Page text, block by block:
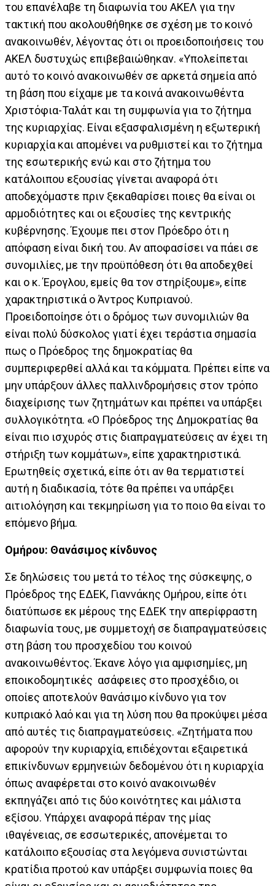
του επανέλαβε τη διαφωνία του ΑΚΕΛ για την
τακτική που ακολουθήθηκε σε σχέση με το κοινό
ανακοινωθέν, λέγοντας ότι οι προειδοποιήσεις του
ΑΚΕΛ δυστυχώς επιβεβαιώθηκαν. «Υπολείπεται
αυτό το κοινό ανακοινωθέν σε αρκετά σημεία από
τη βάση που είχαμε με τα κοινά ανακοινωθέντα
Χριστόφια-Ταλάτ και τη συμφωνία για το ζήτημα
της κυριαρχίας. Είναι εξασφαλισμένη η εξωτερική
κυριαρχία και απομένει να ρυθμιστεί και το ζήτημα
της εσωτερικής ενώ και στο ζήτημα του
κατάλοιπου εξουσίας γίνεται αναφορά ότι
αποδεχόμαστε πριν ξεκαθαρίσει ποιες θα είναι οι
αρμοδιότητες και οι εξουσίες της κεντρικής
κυβέρνησης. Έχουμε πει στον Πρόεδρο ότι η
απόφαση είναι δική του. Αν αποφασίσει να πάει σε
συνομιλίες, με την προϋπόθεση ότι θα αποδεχθεί
και ο κ. Έρογλου, εμείς θα τον στηρίξουμε», είπε
χαρακτηριστικά ο Άντρος Κυπριανού.
Προειδοποίησε ότι ο δρόμος των συνομιλιών θα
είναι πολύ δύσκολος γιατί έχει τεράστια σημασία
πως ο Πρόεδρος της δημοκρατίας θα
συμπεριφερθεί αλλά και τα κόμματα. Πρέπει είπε να
μην υπάρξουν άλλες παλλινδρομήσεις στον τρόπο
διαχείρισης των ζητημάτων και πρέπει να υπάρξει
συλλογικότητα. «Ο Πρόεδρος της Δημοκρατίας θα
είναι πιο ισχυρός στις διαπραγματεύσεις αν έχει τη
στήριξη των κομμάτων», είπε χαρακτηριστικά.
Ερωτηθείς σχετικά, είπε ότι αν θα τερματιστεί
αυτή η διαδικασία, τότε θα πρέπει να υπάρξει
αιτιολόγηση και τεκμηρίωση για το ποιο θα είναι το
επόμενο βήμα.
Ομήρου: Θανάσιμος κίνδυνος
Σε δηλώσεις του μετά το τέλος της σύσκεψης, ο
Πρόεδρος της ΕΔΕΚ, Γιαννάκης Ομήρου, είπε ότι
διατύπωσε εκ μέρους της ΕΔΕΚ την απερίφραστη
διαφωνία τους, με συμμετοχή σε διαπραγματεύσεις
στη βάση του προσχεδίου του κοινού
ανακοινωθέντος. Έκανε λόγο για αμφισημίες, μη
εποικοδομητικές ασάφειες στο προσχέδιο, οι
οποίες αποτελούν θανάσιμο κίνδυνο για τον
κυπριακό λαό και για τη λύση που θα προκύψει μέσα
από αυτές τις διαπραγματεύσεις. «Ζητήματα που
αφορούν την κυριαρχία, επιδέχονται εξαιρετικά
επικίνδυνων ερμηνειών δεδομένου ότι η κυριαρχία
όπως αναφέρεται στο κοινό ανακοινωθέν
εκπηγάζει από τις δύο κοινότητες και μάλιστα
εξίσου. Υπάρχει αναφορά πέραν της μίας
ιθαγένειας, σε εσσωτερικές, απονέμεται το
κατάλοιπο εξουσίας στα λεγόμενα συνιστώνται
κρατίδια προτού καν υπάρξει συμφωνία ποιες θα